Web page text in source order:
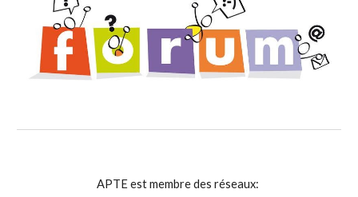
APTE est membre des réseaux: